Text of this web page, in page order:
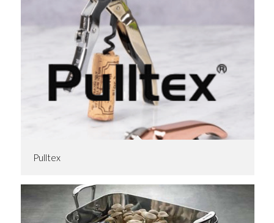
Pulltex